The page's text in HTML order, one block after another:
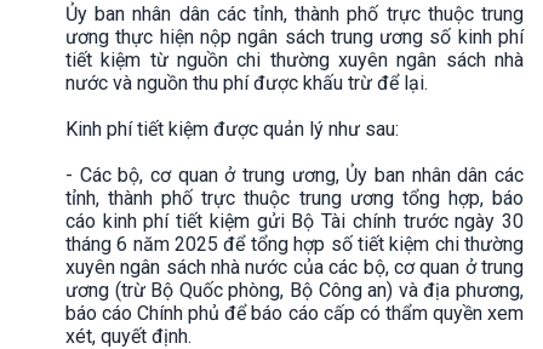
Ủy ban nhân dân các tỉnh, thành phố trực thuộc trung
ương thực hiện nộp ngân sách trung ương số kinh phí
tiết kiệm từ nguồn chi thường xuyên ngân sách nhà
nước và nguồn thu phí được khấu trừ để lại.
Kinh phí tiết kiệm được quản lý như sau:
- Các bộ, cơ quan ở trung ương, Ủy ban nhân dân các
tỉnh, thành phố trực thuộc trung ương tổng hợp, báo
cáo kinh phí tiết kiệm gửi Bộ Tài chính trước ngày 30
tháng 6 năm 2025 để tổng hợp số tiết kiệm chi thường
xuyên ngân sách nhà nước của các bộ, cơ quan ở trung
ương (trừ Bộ Quốc phòng, Bộ Công an) và địa phương,
báo cáo Chính phủ để báo cáo cấp có thẩm quyền xem
xét, quyết định.